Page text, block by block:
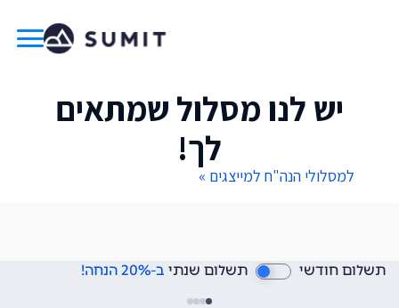
יש לנו מסלול שמתאים
לך!
למסלולי הנה"ח למייצגים »